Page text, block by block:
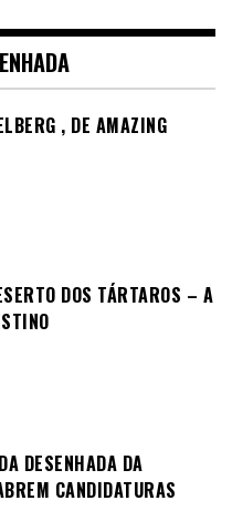
, DE AMAZING
DOS TÁRTAROS – A
DESENHADA DA
CANDIDATURAS